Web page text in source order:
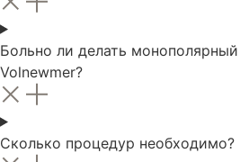
Больно ли делать монополярный
Volnewmer?
Сколько процедур необходимо?